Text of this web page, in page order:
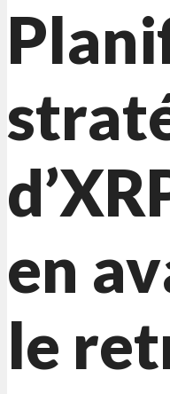
en
le